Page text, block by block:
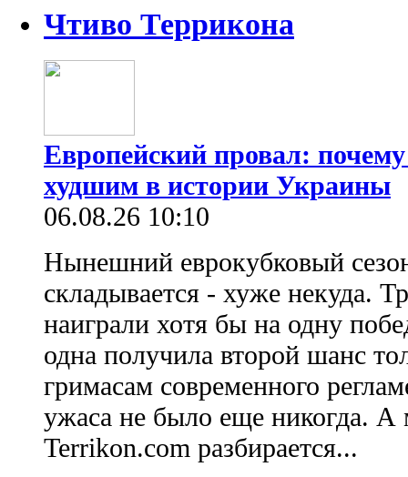
Чтиво Террикона
Европейский провал:
худшим в истории Украины
06.08.26 10:10
Нынешний еврокубковый
складывается - хуже некуда.
наиграли хотя бы на одну
одна получила второй шанс
гримасам современного
ужаса не было еще никогда. А
Terrikon.com разбирается...